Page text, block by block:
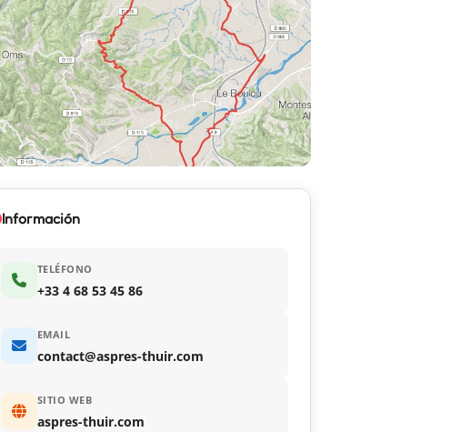
Información
TELÉFONO
+33 4 68 53 45 86
EMAIL
contact@aspres-thuir.com
SITIO WEB
aspres-thuir.com